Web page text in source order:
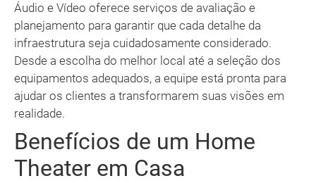
Áudio e Vídeo oferece serviços de avaliação e
planejamento para garantir que cada detalhe da
infraestrutura seja cuidadosamente considerado.
Desde a escolha do melhor local até a seleção dos
equipamentos adequados, a equipe está pronta para
ajudar os clientes a transformarem suas visões em
realidade.
Benefícios de um Home
Theater em Casa